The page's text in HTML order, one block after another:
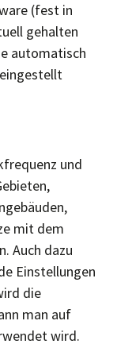
(fest in
gehalten
automatisch
und
mit dem
Auch dazu
Einstellungen
die
man auf
wird.